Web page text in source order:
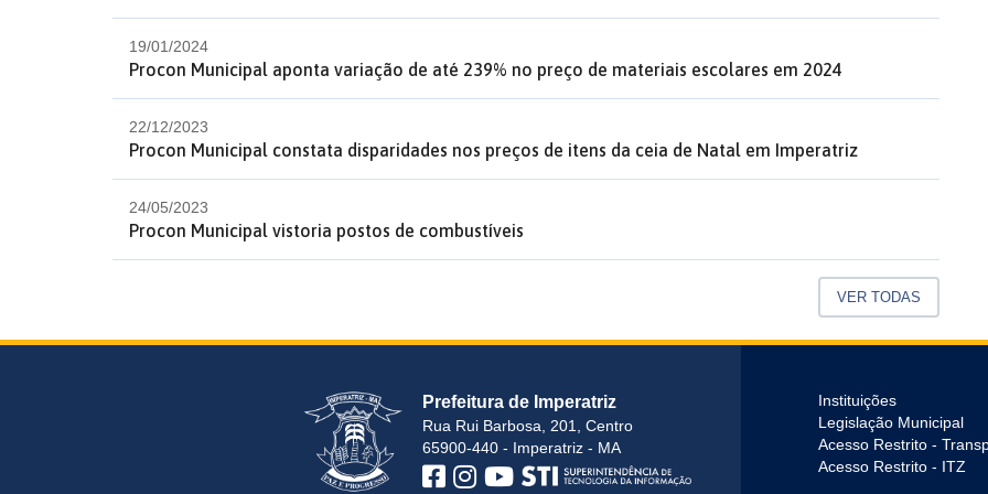
19/01/2024
Procon Municipal aponta variação de até 239% no preço de materiais escolares em 2024
22/12/2023
Procon Municipal constata disparidades nos preços de itens da ceia de Natal em Imperatriz
24/05/2023
Procon Municipal vistoria postos de combustíveis
VER TODAS
Prefeitura de Imperatriz
Rua Rui Barbosa, 201, Centro
65900-440 - Imperatriz - MA
Instituições
Legislação Municipal
Acesso Restrito -
Acesso Restrito - ITZ